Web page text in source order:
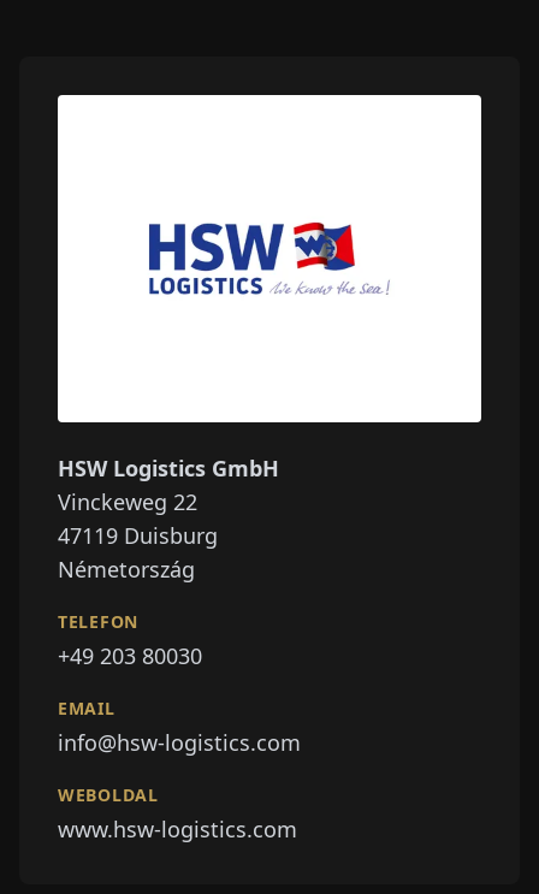
HSW Logistics GmbH
Vinckeweg 22
47119 Duisburg
Németország
TELEFON
+49 203 80030
EMAIL
info@hsw-logistics.com
WEBOLDAL
www.hsw-logistics.com